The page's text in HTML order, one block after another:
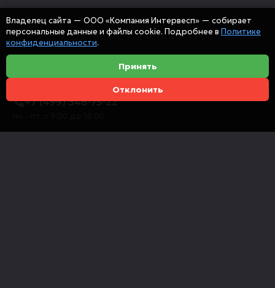
+7 (499) 346-75-22
Владелец сайта — ООО «Компания Интервесп» — собирает
персональные данные и файлы cookie. Подробнее в Политике
конфиденциальности.
Принять
Отклонить